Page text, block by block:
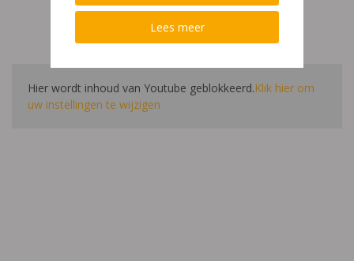
Hier wordt inhoud van Youtube geblokkeerd.Klik hier om
uw instellingen te wijzigen
Lees meer